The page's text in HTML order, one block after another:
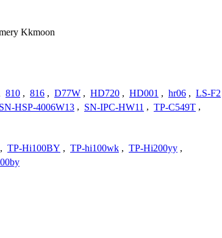
Kkmoon
810 , 816 , D77W , HD720 , HD001 , hr06 , LS-F2
SN-HSP-4006W13 , SN-IPC-HW11 , TP-C549T ,
, TP-Hi100BY , TP-hi100wk , TP-Hi200yy ,